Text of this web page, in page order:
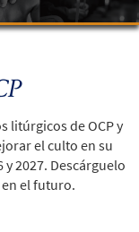
litúrgicos de OCP y
el culto en su
2027. Descárguelo
el futuro.